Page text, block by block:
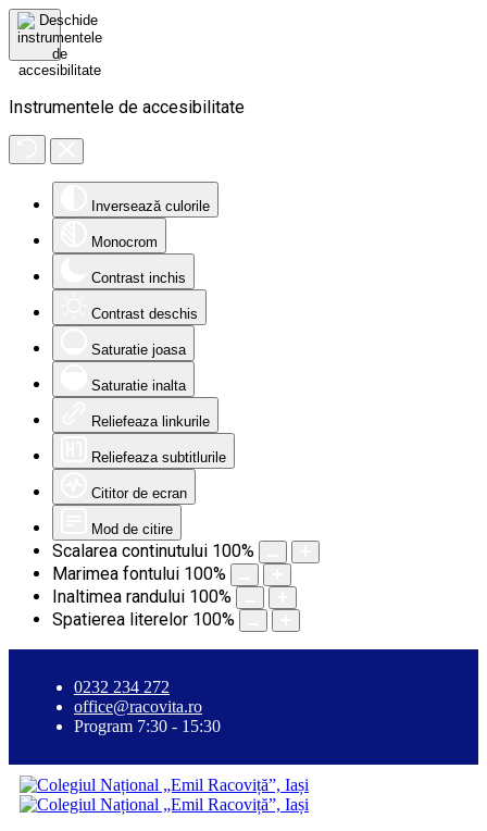
Instrumentele de accesibilitate
Inversează culorile
Monocrom
Contrast inchis
Contrast deschis
Saturatie joasa
Saturatie inalta
Reliefeaza linkurile
Reliefeaza subtitlurile
Cititor de ecran
Mod de citire
Scalarea continutului 100%
Marimea fontului 100%
Inaltimea randului 100%
Spatierea literelor 100%
0232 234 272
office@racovita.ro
Program 7:30 - 15:30